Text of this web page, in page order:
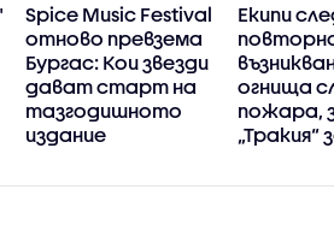
Spice Music Festival
отново превзема
Бургас: Кои звезди
дават старт на
тазгодишното
издание
Екипи
огнища
пожара,
„Тракия“